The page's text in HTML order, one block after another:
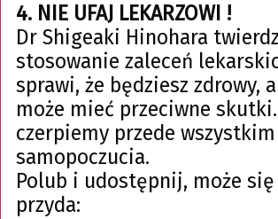
4. NIE UFAJ LEKARZOWI !
Dr Shigeaki Hinohara
stosowanie zaleceń
sprawi, że będziesz zdrowy,
może mieć przeciwne
czerpiemy przede
samopoczucia.
Polub i udostępnij, może
przyda: